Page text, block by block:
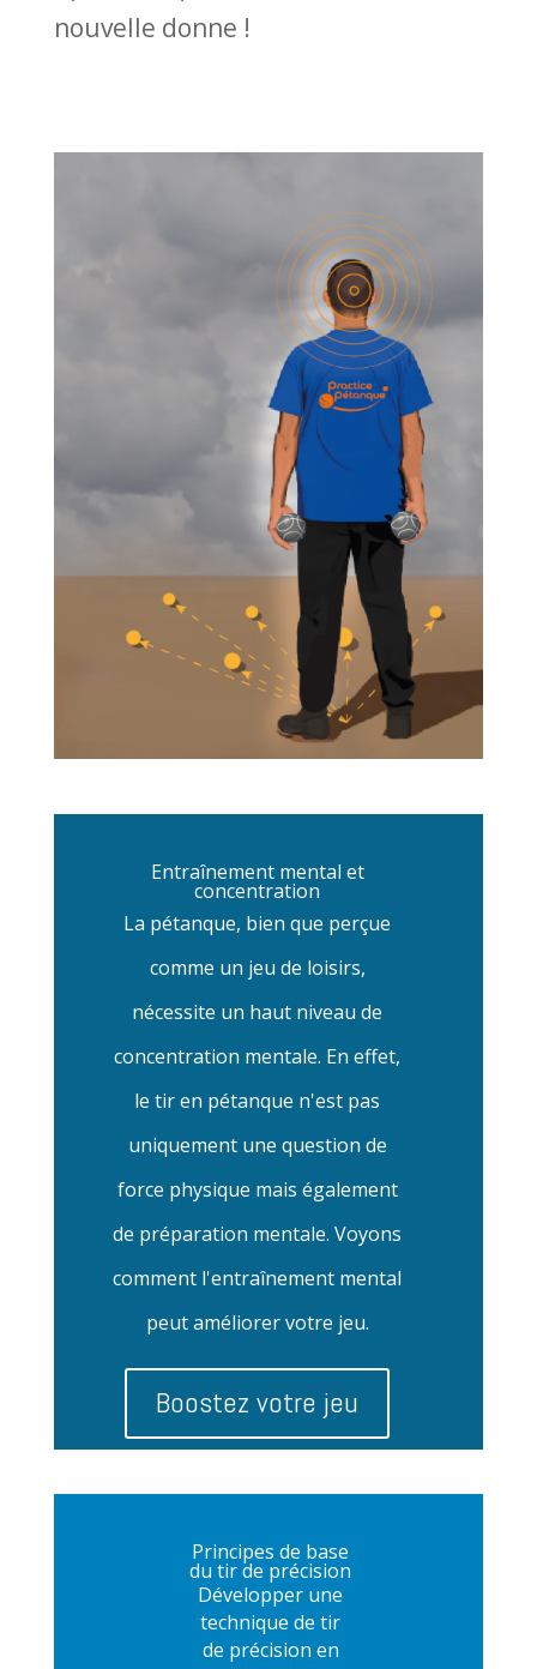
nouvelle donne !
Entraînement mental et
concentration
La pétanque, bien que perçue
comme un jeu de loisirs,
nécessite un haut niveau de
concentration mentale. En effet,
le tir en pétanque n'est pas
uniquement une question de
force physique mais également
de préparation mentale. Voyons
comment l'entraînement mental
peut améliorer votre jeu.
Boostez votre jeu
Principes de base
du tir de précision
Développer une
technique de tir
de précision en